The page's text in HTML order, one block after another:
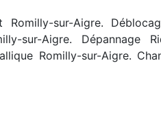
sur-Aigre.
sur-Aigre. Dépannage
Romilly-sur-Aigre.